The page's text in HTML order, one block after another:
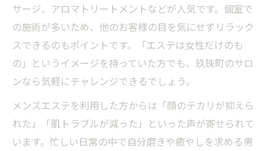
サージ、アロマトリートメントなどが人気です。個室で
の施術が多いため、他のお客様の目を気にせずリラック
スできるのもポイントです。「エステは女性だけのも
の」というイメージを持っていた方でも、玖珠町のサロ
ンなら気軽にチャレンジできるでしょう。
メンズエステを利用した方からは「顔のテカリが抑えら
れた」「肌トラブルが減った」といった声が寄せられて
います。忙しい日常の中で自分磨きや癒やしを求める男